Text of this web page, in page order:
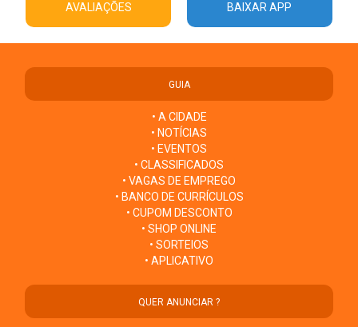
AVALIAÇÕES BAIXAR APP
GUIA
• A CIDADE
• NOTÍCIAS
• EVENTOS
• CLASSIFICADOS
• VAGAS DE EMPREGO
• BANCO DE CURRÍCULOS
• CUPOM DESCONTO
• SHOP ONLINE
• SORTEIOS
• APLICATIVO
QUER ANUNCIAR ?